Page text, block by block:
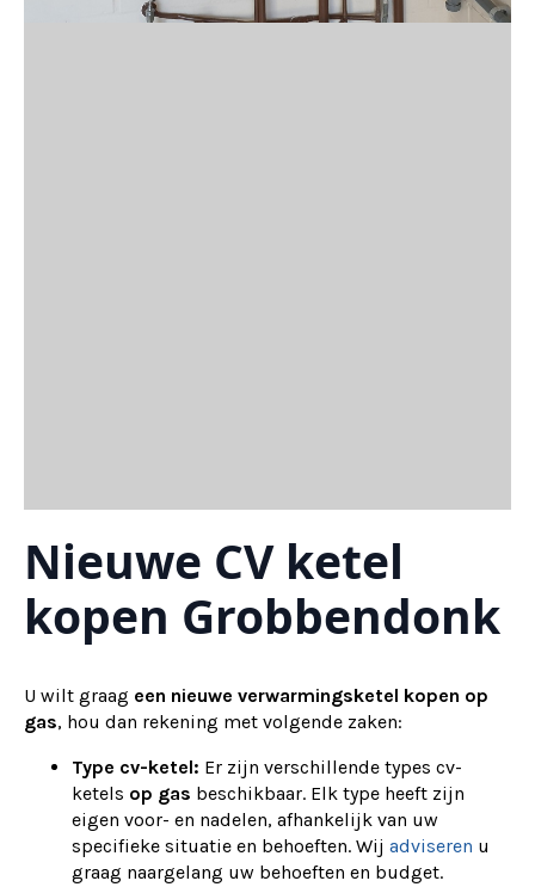
Nieuwe CV ketel
kopen Grobbendonk
U wilt graag een nieuwe verwarmingsketel kopen op
gas, hou dan rekening met volgende zaken:
Type cv-ketel: Er zijn verschillende types cv-
ketels op gas beschikbaar. Elk type heeft zijn
eigen voor- en nadelen, afhankelijk van uw
specifieke situatie en behoeften. Wij adviseren u
graag naargelang uw behoeften en budget.